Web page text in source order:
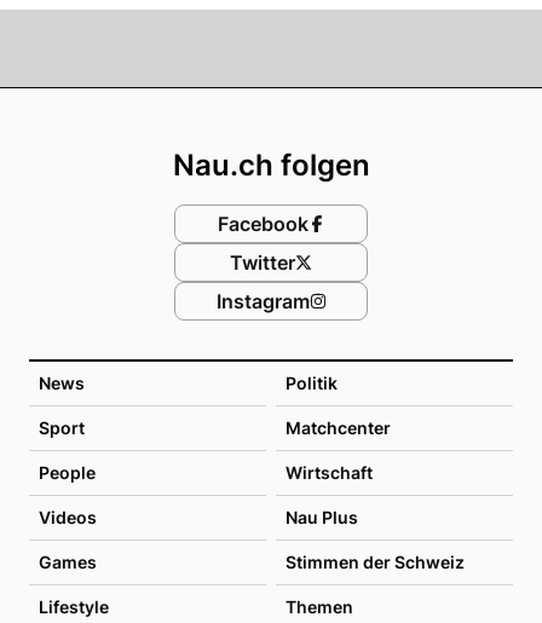
News Politik
Sport Matchcenter
People Wirtschaft
Videos Nau Plus
Games Stimmen der Schweiz
Lifestyle Themen
Nau.ch folgen
Facebook
Twitter
Instagram